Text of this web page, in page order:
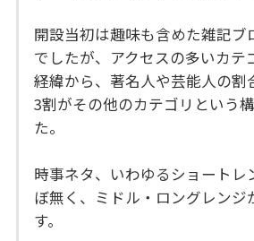
開設当初は趣味も含めた雑記ブ
でしたが、アクセスの多いカテ
経緯から、著名人や芸能人の割
3割がその他のカテゴリという
た。
時事ネタ、いわゆるショートレ
ぼ無く、ミドル・ロングレンジ
す。